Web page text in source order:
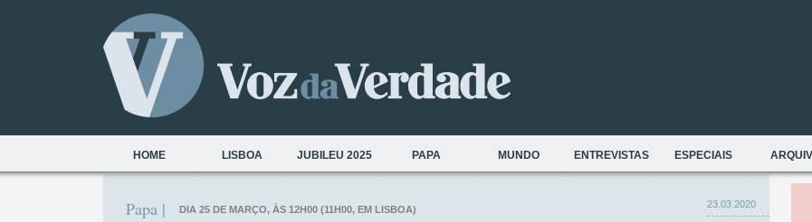
HOME LISBOA JUBILEU 2025 PAPA MUNDO ENTREVISTAS ESPECIAIS
23.03.2020
Papa | DIA 25 DE MARÇO, ÀS 12H00 (11H00, EM LISBOA)